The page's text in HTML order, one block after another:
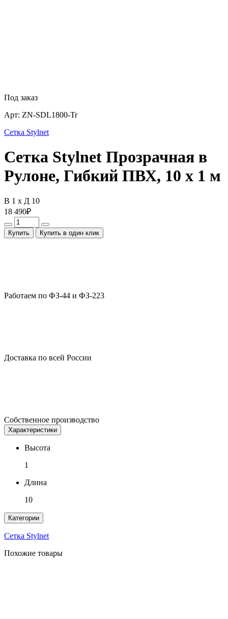
Под заказ
Арт: ZN-SDL1800-Tr
Сетка Stylnet
Сетка Stylnet Прозрачная в
Рулоне, Гибкий ПВХ, 10 x 1 м
В 1 x Д 10
18 490₽
Купить Купить в один клик
Работаем по ФЗ-44 и ФЗ-223
Доставка по всей России
Собственное производство
Характеристики
Высота
1
Длина
10
Категории
Сетка Stylnet
Похожие товары